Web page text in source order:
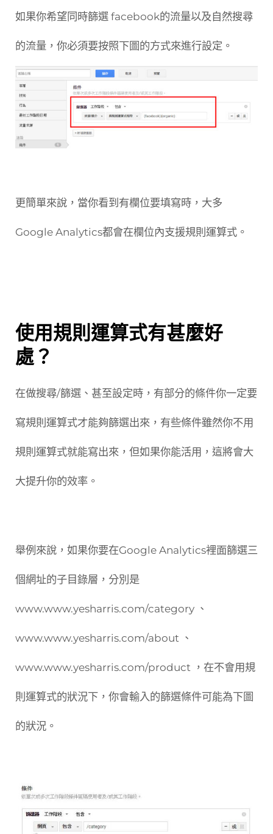
如果你希望同時篩選 facebook的流量以及自然搜尋
的流量，你必須要按照下圖的方式來進行設定。
更簡單來說，當你看到有欄位要填寫時，大多
Google Analytics都會在欄位內支援規則運算式。
使用規則運算式有甚麼好
處？
在做搜尋/篩選、甚至設定時，有部分的條件你一定要
寫規則運算式才能夠篩選出來，有些條件雖然你不用
規則運算式就能寫出來，但如果你能活用，這將會大
大提升你的效率。
舉例來說，如果你要在Google Analytics裡面篩選三
個網址的子目錄層，分別是
www.www.yesharris.com/category 、
www.www.yesharris.com/about 、
www.www.yesharris.com/product ，在不會用規
則運算式的狀況下，你會輸入的篩選條件可能為下圖
的狀況。